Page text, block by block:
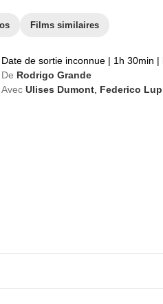
Films similaires
Date de sortie inconnue | 1h 30min |
De Rodrigo Grande
Avec Ulises Dumont Federico